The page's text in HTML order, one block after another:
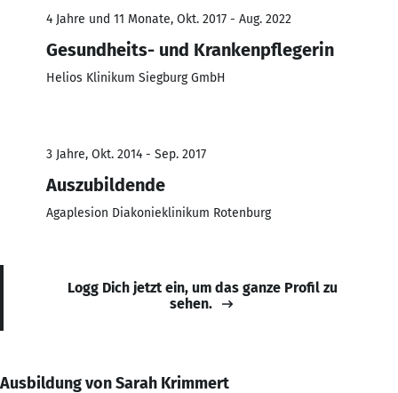
4 Jahre und 11 Monate, Okt. 2017 - Aug. 2022
Gesundheits- und Krankenpflegerin
Helios Klinikum Siegburg GmbH
3 Jahre, Okt. 2014 - Sep. 2017
Auszubildende
Agaplesion Diakonieklinikum Rotenburg
Logg Dich jetzt ein, um das ganze Profil zu
sehen.
Ausbildung von Sarah Krimmert